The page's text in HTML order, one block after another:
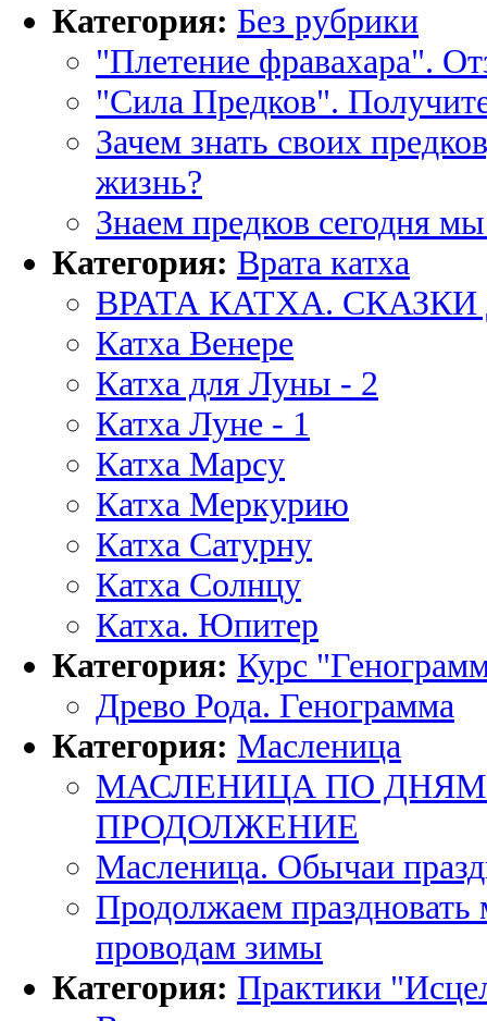
Категория: Без рубрики
"Плетение фравахара".
"Сила Предков".
Зачем знать своих
жизнь?
Знаем предков сегодня
Категория: Врата катха
ВРАТА КАТХА.
Катха Венере
Катха для Луны - 2
Катха Луне - 1
Катха Марсу
Катха Меркурию
Катха Сатурну
Катха Солнцу
Катха. Юпитер
Категория: Курс
Древо Рода. Генограмма
Категория: Масленица
МАСЛЕНИЦА ПО
ПРОДОЛЖЕНИЕ
Масленица. Обычаи
Продолжаем праздновать
проводам зимы
Категория: Практики